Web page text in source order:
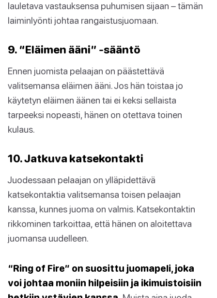
lauletava vastauksensa puhumisen sijaan – tämän
laiminlyönti johtaa rangaistusjuomaan.
9. “Eläimen ääni” -sääntö
Ennen juomista pelaajan on päästettävä
valitsemansa eläimen ääni. Jos hän toistaa jo
käytetyn eläimen äänen tai ei keksi sellaista
tarpeeksi nopeasti, hänen on otettava toinen
kulaus.
10. Jatkuva katsekontakti
Juodessaan pelaajan on ylläpidettävä
katsekontaktia valitsemansa toisen pelaajan
kanssa, kunnes juoma on valmis. Katsekontaktin
rikkominen tarkoittaa, että hänen on aloitettava
juomansa uudelleen.
“Ring of Fire” on suosittu juomapeli, joka
voi johtaa moniin hilpeisiin ja ikimuistoisiin